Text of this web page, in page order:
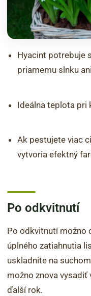
Hyacint potrebuje
priamemu slnku
Ideálna teplota pri
Ak pestujete viac
vytvoria efektný
Po odkvitnutí
Po odkvitnutí možno
úplného zatiahnutia
uskladnite na
možno znova vysadiť
ďalší rok.